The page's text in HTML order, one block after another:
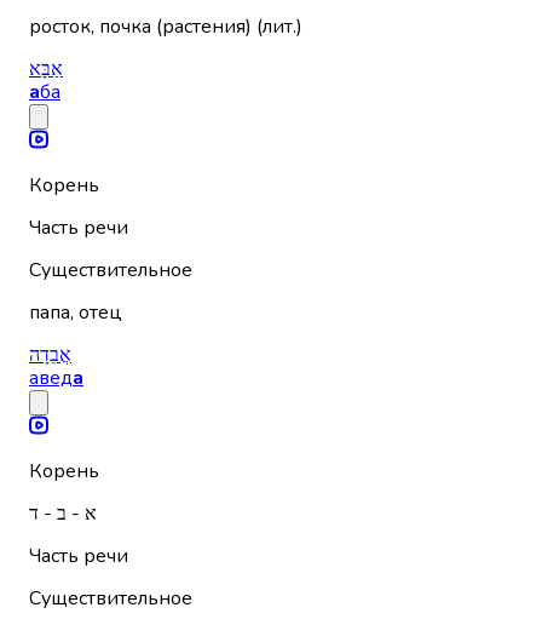
росток, почка (растения) (лит.)
אַבָּא
аба
Корень
Часть речи
Существительное
папа, отец
אֲבֵדָה
аведа
Корень
א - ב - ד
Часть речи
Существительное